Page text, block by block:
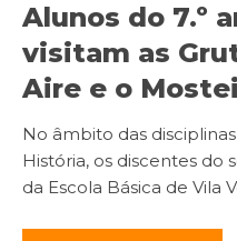
Alunos do 7.º
visitam as
Aire e o
No âmbito das
História, os discentes do
da Escola Básica de Vila